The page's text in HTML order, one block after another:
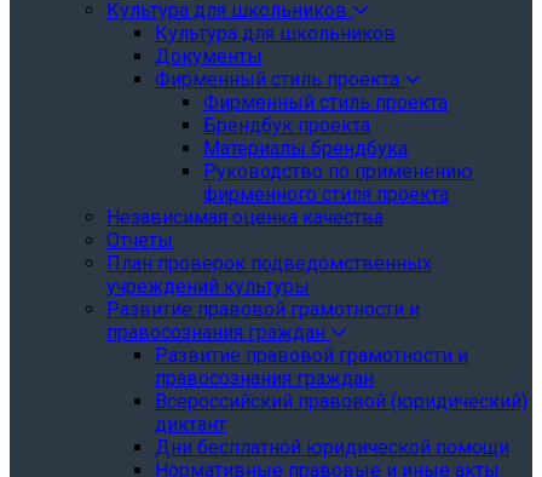
Культура для школьников
Культура для школьников
Документы
Фирменный стиль проекта
Фирменный стиль проекта
Брендбук проекта
Материалы брендбука
Руководство по применению
фирменного стиля проекта
Независимая оценка качества
Отчеты
План проверок подведомственных
учреждений культуры
Развитие правовой грамотности и
правосознания граждан
Развитие правовой грамотности и
правосознания граждан
Всероссийский правовой (юридический)
диктант
Дни бесплатной юридической помощи
Нормативные правовые и иные акты